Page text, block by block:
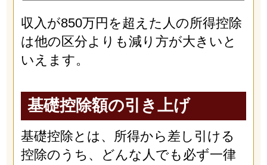
収入が850万円を超えた人の所得控除
は他の区分よりも減り方が大きいと
いえます。
基礎控除額の引き上げ
基礎控除とは、所得から差し引ける
控除のうち、どんな人でも必ず一律